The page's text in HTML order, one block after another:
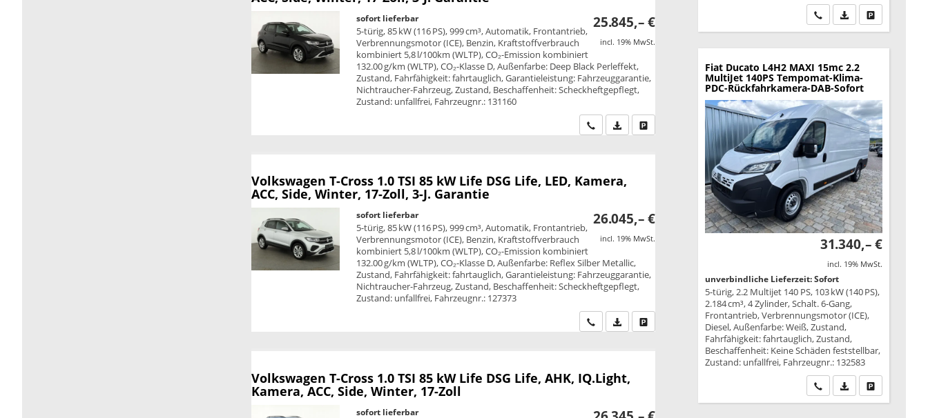
25.845,– €
incl. 19% MwSt.
sofort lieferbar
5-türig, 85 kW (116 PS), 999 cm³, Automatik, Frontantrieb,
Verbrennungsmotor (ICE), Benzin, Kraftstoffverbrauch
kombiniert 5,8 l/100km (WLTP), CO₂-Emission kombiniert
132.00 g/km (WLTP), CO₂-Klasse D, Außenfarbe: Deep Black Perleffekt,
Zustand, Fahrfähigkeit: fahrtauglich, Garantieleistung: Fahrzeuggarantie,
Nichtraucher-Fahrzeug, Zustand, Beschaffenheit: Scheckheftgepflegt,
Zustand: unfallfrei, Fahrzeugnr.: 131160
Wir rufen Sie anPDF-Datei, Fahrzeugexposé drucken
Drucken, parken oder vergleichen
Volkswagen T-Cross 1.0 TSI 85 kW Life DSG Life, LED, Kamera,
ACC, Side, Winter, 17-Zoll, 3-J. Garantie
26.045,– €
incl. 19% MwSt.
sofort lieferbar
5-türig, 85 kW (116 PS), 999 cm³, Automatik, Frontantrieb,
Verbrennungsmotor (ICE), Benzin, Kraftstoffverbrauch
kombiniert 5,8 l/100km (WLTP), CO₂-Emission kombiniert
132.00 g/km (WLTP), CO₂-Klasse D, Außenfarbe: Reflex Silber Metallic,
Zustand, Fahrfähigkeit: fahrtauglich, Garantieleistung: Fahrzeuggarantie,
Nichtraucher-Fahrzeug, Zustand, Beschaffenheit: Scheckheftgepflegt,
Zustand: unfallfrei, Fahrzeugnr.: 127373
Wir rufen Sie anPDF-Datei, Fahrzeugexposé drucken
Drucken, parken oder vergleichen
Volkswagen T-Cross 1.0 TSI 85 kW Life DSG Life, AHK, IQ.Light,
Kamera, ACC, Side, Winter, 17-Zoll
sofort lieferbar
Wir rufen Sie an
PDF-Datei,Drucken,
Fiat Ducato L4H2 MAXI 15mc 2.2
MultiJet 140PS Tempomat-Klima-
PDC-Rückfahrkamera-DAB-Sofort
31.340,– €
incl. 19% MwSt.
unverbindliche Lieferzeit: Sofort
5-türig, 2.2 Multijet 140 PS, 103 kW (140 PS),
2.184 cm³, 4 Zylinder, Schalt. 6-Gang,
Frontantrieb, Verbrennungsmotor (ICE),
Diesel, Außenfarbe: Weiß, Zustand,
Fahrfähigkeit: fahrtauglich, Zustand,
Beschaffenheit: Keine Schäden feststellbar,
Zustand: unfallfrei, Fahrzeugnr.: 132583
Wir rufen Sie an
PDF-Datei,Drucken,